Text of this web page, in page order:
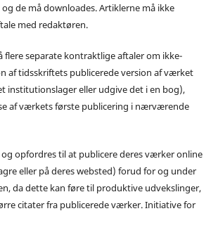
de må downloades. Artiklerne må ikke
med redaktøren.
flere separate kontraktlige aftaler om ikke-
af tidsskriftets publicerede version af værket
institutionslager eller udgive det i en bog),
af værkets første publicering i nærværende
opfordres til at publicere deres værker online
eller på deres websted) forud for og under
da dette kan føre til produktive udvekslinger,
citater fra publicerede værker. Initiative for